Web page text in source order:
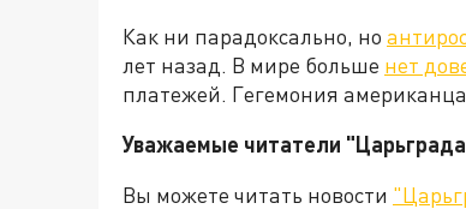
Как ни парадоксально, но
лет назад. В мире больше нет
платежей. Гегемония
Уважаемые читатели
Вы можете читать новости